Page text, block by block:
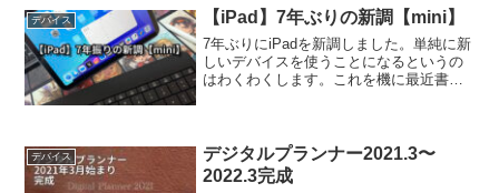
デバイス 【iPad】7年ぶりの新調【mini】
7年ぶりにiPadを新調しました。単純に新
しいデバイスを使うことになるというの
はわくわくします。これを機に最近書け
デバイス
デジタルプランナー2021.3〜
2022.3完成